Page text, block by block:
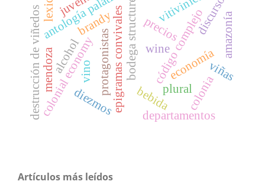
epigramas convivales
antología palatina
vino código complejo
plural
wine
brandy bodega structures
colonial economy colonia
precios
economía
diezmos
mendoza
departamentos
protagonistas viñas
destrucción de viñedos discurso
bebida
alcohol amazonía
Artículos más leídos